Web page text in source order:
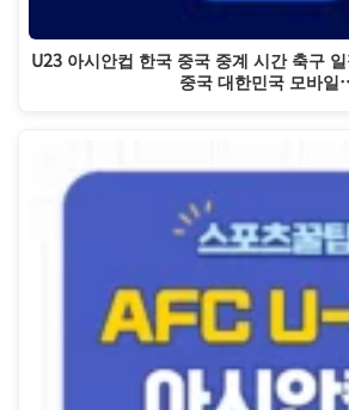
U23 아시안컵 한국 중국 중계 시간 축구
중국 대한민국 모바